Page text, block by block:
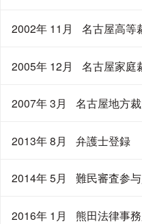
2002年 11月 名古屋高等
2005年 12月 名古屋家庭
2007年 3月 名古屋地方
2013年 8月 弁護士登録
2014年 5月 難民審査参
2016年 1月 熊田法律事